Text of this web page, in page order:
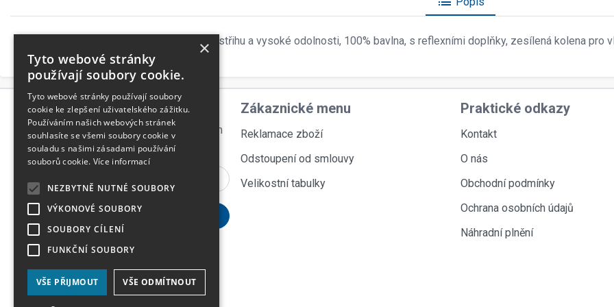
Samostatné kalhoty do pasu pohodlného střihu a vysoké odolnosti, 100% bavlna, s reflexními doplňky, zesílená kolena pro
poutka drobné nářadí.
Odebírejte novinky
přihlašte se k odběru novinek, aby vám
nic neuniklo
Zákaznické menu
Reklamace zboží
Odstoupení od smlouvy
Velikostní tabulky
Praktické odkazy
Kontakt
O nás
Obchodní podmínky
Ochrana osobních údajů
Náhradní plnění
×
Tyto webové stránky
používají soubory cookie.
Tyto webové stránky používají soubory
cookie ke zlepšení uživatelského zážitku.
Používáním našich webových stránek
souhlasíte se všemi soubory cookie v
souladu s našimi zásadami používání
souborů cookie. Více informací
NEZBYTNĚ NUTNÉ SOUBORY
VÝKONOVÉ SOUBORY
SOUBORY CÍLENÍ
FUNKČNÍ SOUBORY
VŠE PŘIJMOUT VŠE ODMÍTNOUT